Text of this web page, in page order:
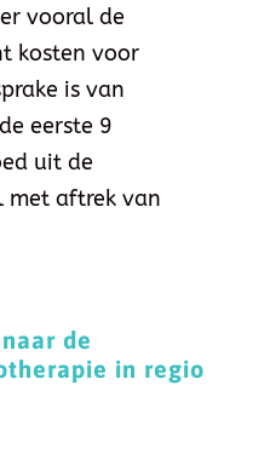
vooral de
kosten voor
is van
eerste 9
uit de
met aftrek van
de
in regio